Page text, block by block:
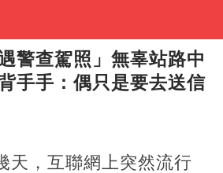
警查駕照」無辜站路中
手手：偶只是要去送信
天，互聯網上突然流行